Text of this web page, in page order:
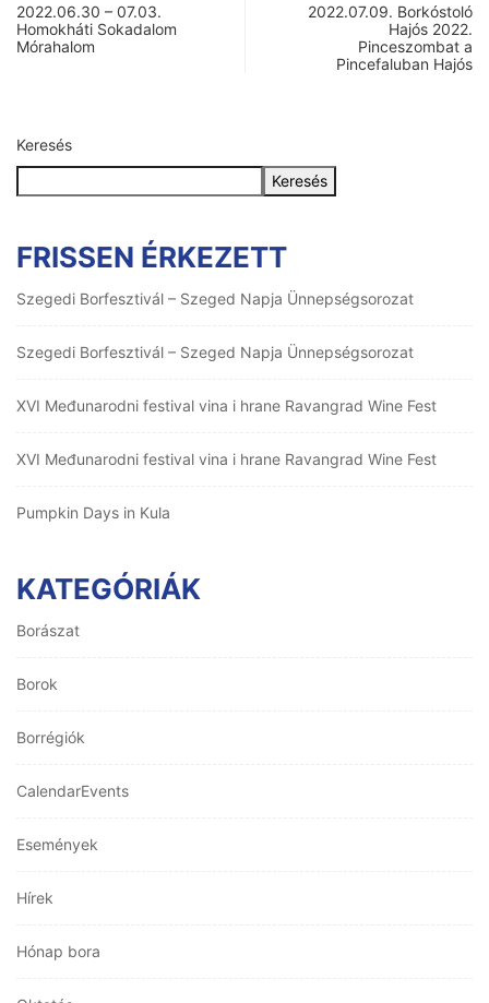
2022.06.30 – 07.03.
Homokháti Sokadalom
Mórahalom
2022.07.09. Borkóstoló
Hajós 2022.
Pinceszombat a
Pincefaluban Hajós
Keresés
Keresés
FRISSEN ÉRKEZETT
Szegedi Borfesztivál – Szeged Napja Ünnepségsorozat
Szegedi Borfesztivál – Szeged Napja Ünnepségsorozat
XVI Međunarodni festival vina i hrane Ravangrad Wine Fest
XVI Međunarodni festival vina i hrane Ravangrad Wine Fest
Pumpkin Days in Kula
KATEGÓRIÁK
Borászat
Borok
Borrégiók
CalendarEvents
Események
Hírek
Hónap bora